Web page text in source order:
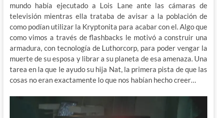
mundo había ejecutado a Lois Lane ante las cámaras de
televisión mientras ella trataba de avisar a la población de
como podían utilizar la Kryptonita para acabar con el. Algo que
como vimos a través de flashbacks le motivó a construir una
armadura, con tecnología de Luthorcorp, para poder vengar la
muerte de su esposa y librar a su planeta de esa amenaza. Una
tarea en la que le ayudo su hija Nat, la primera pista de que las
cosas no eran exactamente lo que nos habían hecho creer…